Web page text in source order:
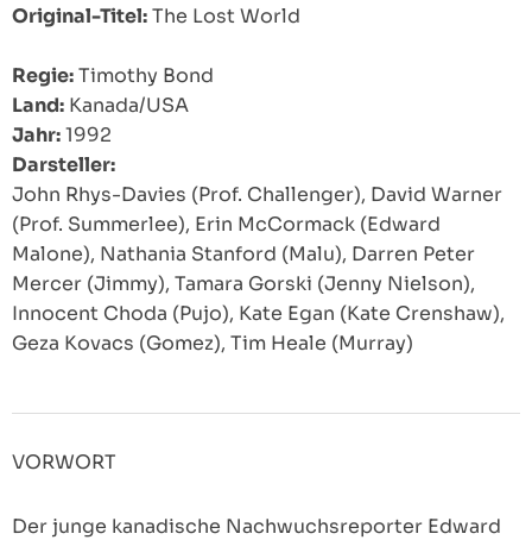
Original-Titel:The Lost World
Regie:Timothy Bond
Land: Kanada/USA
Jahr:1992
Darsteller:
John Rhys-Davies (Prof. Challenger), David Warner
(Prof. Summerlee), Erin McCormack (Edward
Malone), Nathania Stanford (Malu), Darren Peter
Mercer (Jimmy), Tamara Gorski (Jenny Nielson),
Innocent Choda (Pujo), Kate Egan (Kate Crenshaw),
Geza Kovacs (Gomez), Tim Heale (Murray)
VORWORT
Der junge kanadische Nachwuchsreporter Edward